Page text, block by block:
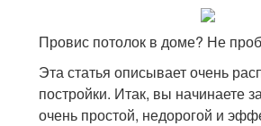
Провис потолок в доме? Не
Эта статья описывает очень
постройки. Итак, вы начинаете
очень простой, недорогой и